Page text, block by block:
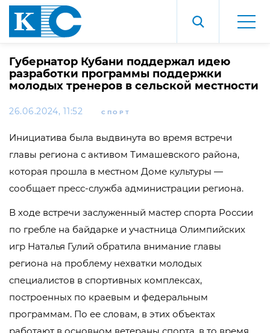
Губернатор Кубани поддержал идею
разработки программы поддержки
молодых тренеров в сельской местности
26.06.2024, 11:52 СПОРТ
Инициатива была выдвинута во время встречи
главы региона с активом Тимашевского района,
которая прошла в местном Доме культуры —
сообщает пресс-служба администрации региона.
В ходе встречи заслуженный мастер спорта России
по гребле на байдарке и участница Олимпийских
игр Наталья Гулий обратила внимание главы
региона на проблему нехватки молодых
специалистов в спортивных комплексах,
построенных по краевым и федеральным
программам. По ее словам, в этих объектах